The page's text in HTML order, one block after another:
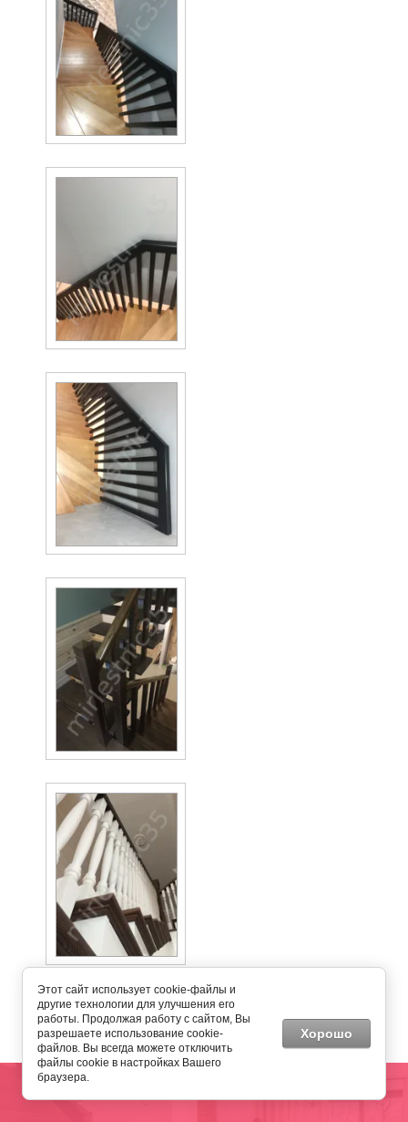
← Вернуться назад к списку альбомов
Этот сайт использует cookie-файлы и
другие технологии для улучшения его
работы. Продолжая работу с сайтом, Вы
разрешаете использование cookie-
файлов. Вы всегда можете отключить
файлы cookie в настройках Вашего
браузера.
Хорошо